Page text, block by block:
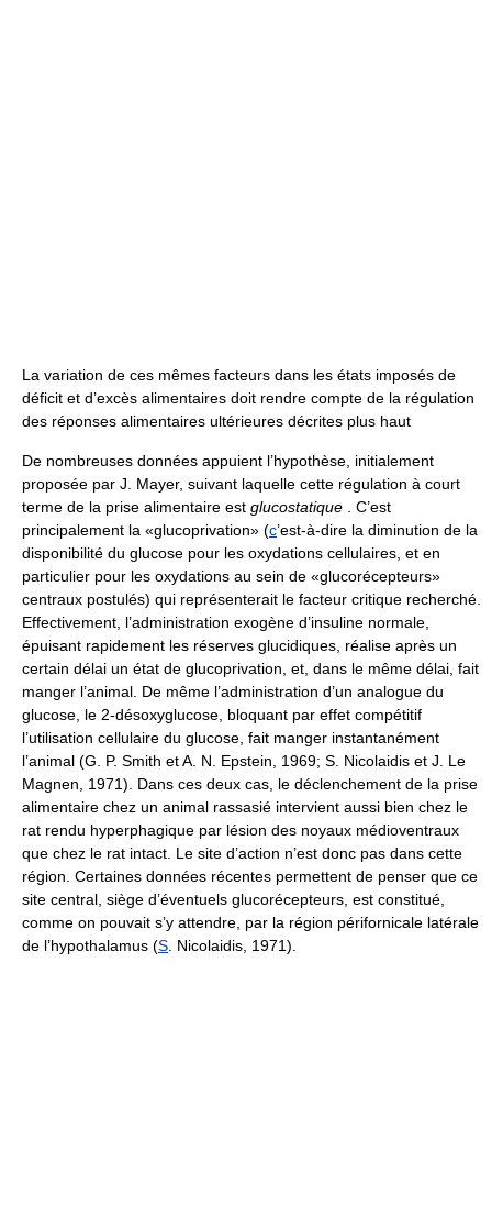
La variation de ces mêmes facteurs dans les états imposés de
déficit et d’excès alimentaires doit rendre compte de la régulation
des réponses alimentaires ultérieures décrites plus haut
De nombreuses données appuient l’hypothèse, initialement
proposée par J. Mayer, suivant laquelle cette régulation à court
terme de la prise alimentaire est glucostatique . C’est
principalement la «glucoprivation» (c’est-à-dire la diminution de la
disponibilité du glucose pour les oxydations cellulaires, et en
particulier pour les oxydations au sein de «glucorécepteurs»
centraux postulés) qui représenterait le facteur critique recherché.
Effectivement, l’administration exogène d’insuline normale,
épuisant rapidement les réserves glucidiques, réalise après un
certain délai un état de glucoprivation, et, dans le même délai, fait
manger l’animal. De même l’administration d’un analogue du
glucose, le 2-désoxyglucose, bloquant par effet compétitif
l’utilisation cellulaire du glucose, fait manger instantanément
l’animal (G. P. Smith et A. N. Epstein, 1969; S. Nicolaidis et J. Le
Magnen, 1971). Dans ces deux cas, le déclenchement de la prise
alimentaire chez un animal rassasié intervient aussi bien chez le
rat rendu hyperphagique par lésion des noyaux médioventraux
que chez le rat intact. Le site d’action n’est donc pas dans cette
région. Certaines données récentes permettent de penser que ce
site central, siège d’éventuels glucorécepteurs, est constitué,
comme on pouvait s’y attendre, par la région périfornicale latérale
de l’hypothalamus (S . Nicolaidis, 1971).